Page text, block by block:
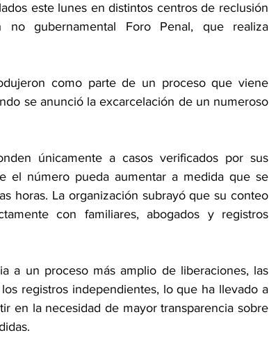
este lunes en distintos centros de reclusión
gubernamental Foro Penal, que realiza
como parte de un proceso que viene
se anunció la excarcelación de un numeroso
únicamente a casos verificados por sus
el número pueda aumentar a medida que se
horas. La organización subrayó que su conteo
con familiares, abogados y registros
a un proceso más amplio de liberaciones, las
registros independientes, lo que ha llevado a
en la necesidad de mayor transparencia sobre